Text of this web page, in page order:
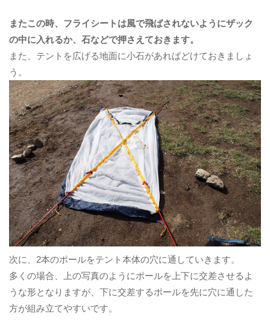
またこの時、フライシートは風で飛ばされないようにザック
の中に入れるか、石などで押さえておきます。
また、テントを広げる地面に小石があればどけておきましょ
う。
次に、2本のポールをテント本体の穴に通していきます。
多くの場合、上の写真のようにポールを上下に交差させるよ
うな形となりますが、下に交差するポールを先に穴に通した
方が組み立てやすいです。